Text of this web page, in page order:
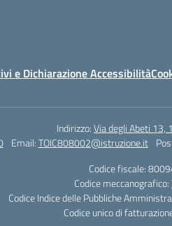
e Dichiarazione Accessibilità
Indirizzo:Via degli Abeti 13,
Email:TOIC808002@istruzione.it
Codice fiscale:
Codice meccanografico:
Codice Indice delle Pubbliche
Codice unico di